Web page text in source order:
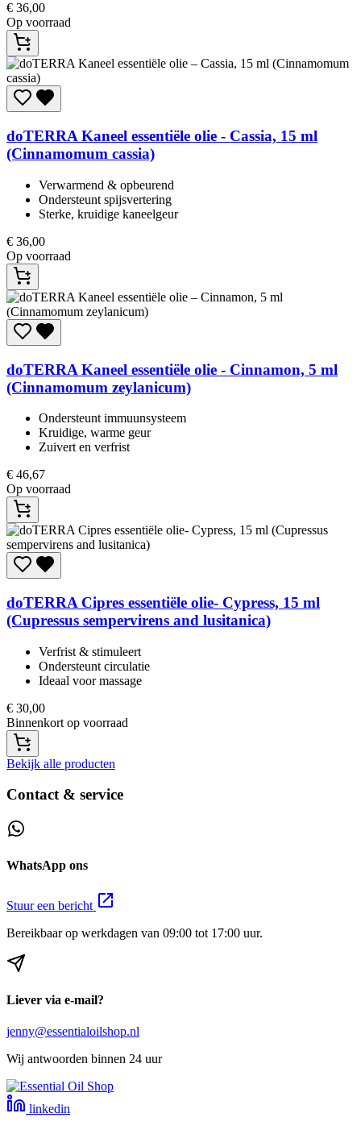
€ 36,00
Op voorraad
doTERRA Kaneel essentiële olie - Cassia, 15 ml
(Cinnamomum cassia)
Verwarmend & opbeurend​
Ondersteunt spijsvertering​
Sterke, kruidige kaneelgeur​
€ 36,00
Op voorraad
doTERRA Kaneel essentiële olie - Cinnamon, 5 ml
(Cinnamomum zeylanicum)
Ondersteunt immuunsysteem​
Kruidige, warme geur​
Zuivert en verfrist​
€ 46,67
Op voorraad
doTERRA Cipres essentiële olie- Cypress, 15 ml
(Cupressus sempervirens and lusitanica)
Verfrist & stimuleert​
Ondersteunt circulatie​
Ideaal voor massage​
€ 30,00
Binnenkort op voorraad
Bekijk alle producten
Contact & service
WhatsApp ons
Stuur een bericht
Bereikbaar op werkdagen van 09:00 tot 17:00 uur.
Liever via e-mail?
jenny@essentialoilshop.nl
Wij antwoorden binnen 24 uur
linkedin